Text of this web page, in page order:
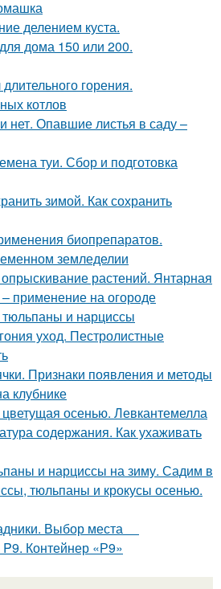
делением куста.
дома 150 или 200.
горения.
котлов
нет. Опавшие листья в саду –
туи. Сбор и подготовка
зимой. Как сохранить
биопрепаратов.
земледелии
растений. Янтарная
применение на огороде
и нарциссы
уход. Пестролистные
Признаки появления и методы
клубнике
осенью. Левкантемелла
содержания. Как ухаживать
и нарциссы на зиму. Садим в
тюльпаны и крокусы осенью.
Выбор места
Контейнер «Р9»